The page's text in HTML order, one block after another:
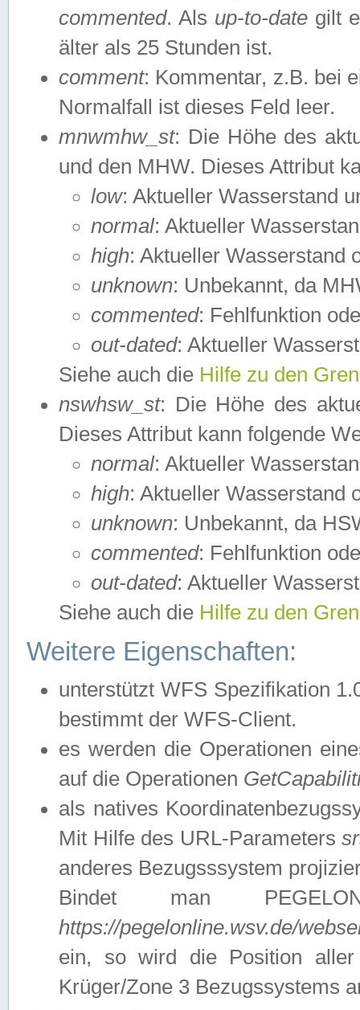
commented. Als up-to-date gilt
älter als 25 Stunden ist.
comment: Kommentar, z.B. bei
Normalfall ist dieses Feld leer.
mnwmhw_st: Die Höhe des
und den MHW. Dieses Attribut
low: Aktueller Wasserstand
normal: Aktueller
high: Aktueller Wasserstand
unknown: Unbekannt, da
commented: Fehlfunktion
out-dated: Aktueller
Siehe auch die Hilfe zu den
nswhsw_st: Die Höhe des
Dieses Attribut kann folgende
normal: Aktueller
high: Aktueller Wasserstand
unknown: Unbekannt, da
commented: Fehlfunktion
out-dated: Aktueller
Siehe auch die Hilfe zu den
Weitere Eigenschaften:
unterstützt WFS Spezifikation
bestimmt der WFS-Client.
es werden die Operationen
auf die Operationen
als natives
Mit Hilfe des URL-Parameters
anderes Bezugsssystem
Bindet man
https://pegelonline.wsv.de/
ein, so wird die Position
Krüger/Zone 3 Bezugssystems